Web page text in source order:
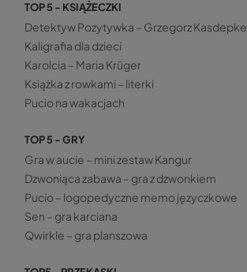
TOP 5 - KSIĄŻECZKI
Detektyw Pozytywka – Grzegorz Kasdepke
Kaligrafia dla dzieci
Karolcia – Maria Krüger
Książka z rowkami – literki
Pucio na wakacjach
TOP 5 - GRY
Gra w aucie – mini zestaw Kangur
Dzwoniąca zabawa – gra z dzwonkiem
Pucio – logopedyczne memo języczkowe
Sen – gra karciana
Qwirkle – gra planszowa